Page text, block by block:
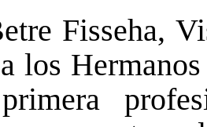
Fisseha,
los